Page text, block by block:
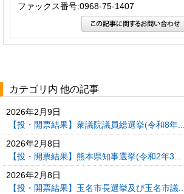
ファックス番号:0968-75-1407
カテゴリ内 他の記事
2026年2月9日
【投・開票結果】衆議院議員総選挙(令和8年...
2026年2月8日
【投・開票結果】熊本県知事選挙(令和2年3...
2026年2月8日
【投・開票結果】玉名市長選挙及び玉名市議...